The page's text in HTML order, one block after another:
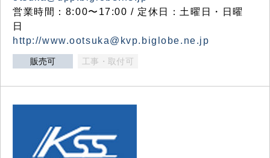
営業時間：8:00〜17:00 / 定休日：土曜日・日曜
日
http://www.ootsuka@kvp.biglobe.ne.jp
販売可 工事・取付可